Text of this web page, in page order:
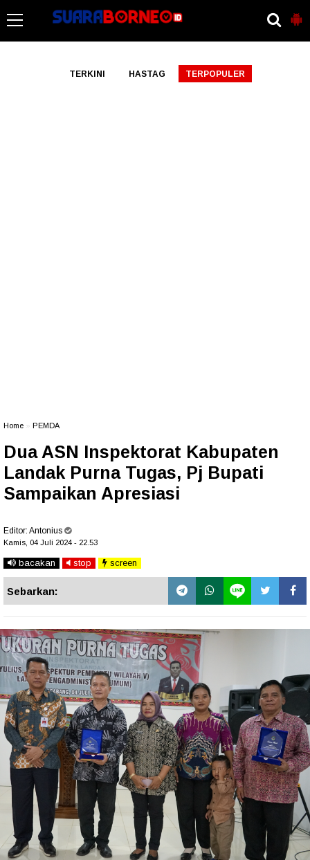
TERKINI HASTAG TERPOPULER
Home PEMDA
Dua ASN Inspektorat Kabupaten
Landak Purna Tugas, Pj Bupati
Sampaikan Apresiasi
Editor: Antonius
Kamis, 04 Juli 2024 - 22.53
bacakan stop screen
Sebarkan: